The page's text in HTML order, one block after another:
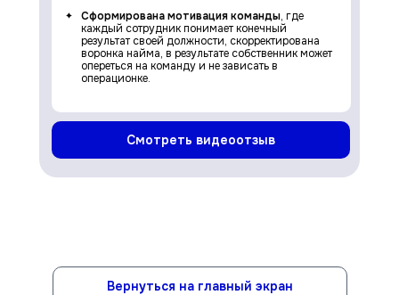
Сформирована мотивация команды, где
каждый сотрудник понимает конечный
результат своей должности, скорректирована
воронка найма, в результате собственник может
опереться на команду и не зависать в
операционке.
Смотреть видеоотзыв
Вернуться на главный экран